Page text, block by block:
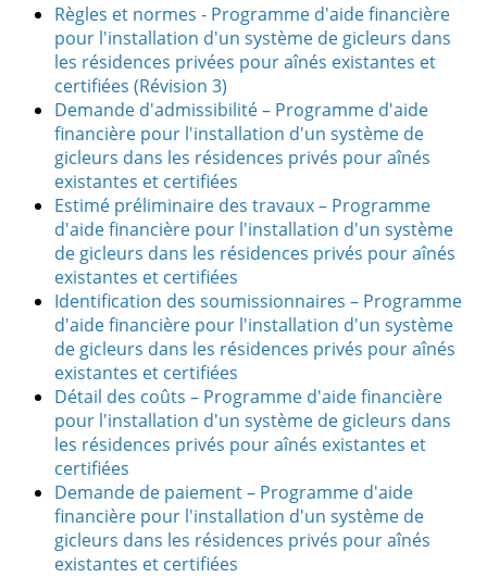
Règles et normes - Programme d'aide financière
pour l'installation d'un système de gicleurs dans
les résidences privées pour aînés existantes et
certifiées (Révision 3)
Demande d'admissibilité – Programme d'aide
financière pour l'installation d'un système de
gicleurs dans les résidences privés pour aînés
existantes et certifiées
Estimé préliminaire des travaux – Programme
d'aide financière pour l'installation d'un système
de gicleurs dans les résidences privés pour aînés
existantes et certifiées
Identification des soumissionnaires – Programme
d'aide financière pour l'installation d'un système
de gicleurs dans les résidences privés pour aînés
existantes et certifiées
Détail des coûts – Programme d'aide financière
pour l'installation d'un système de gicleurs dans
les résidences privés pour aînés existantes et
certifiées
Demande de paiement – Programme d'aide
financière pour l'installation d'un système de
gicleurs dans les résidences privés pour aînés
existantes et certifiées